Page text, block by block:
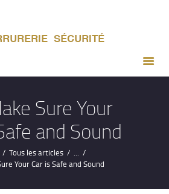
Sure Your
and Sound
Tous les articles
...
Your Car is Safe and Sound